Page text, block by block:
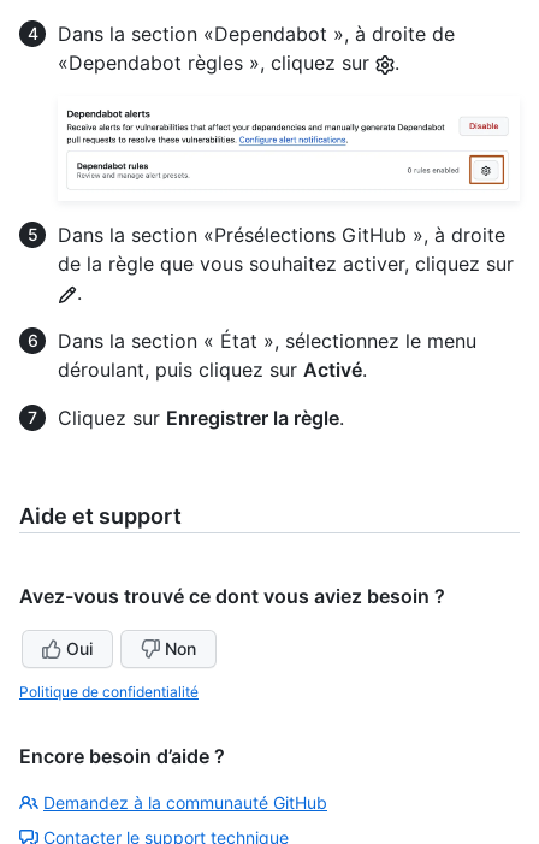
Dans la section «Dependabot », à droite de
«Dependabot règles », cliquez sur
.
Dans la section «Présélections GitHub », à droite
de la règle que vous souhaitez activer, cliquez sur
.
Dans la section « État », sélectionnez le menu
déroulant, puis cliquez sur Activé.
Cliquez sur Enregistrer la règle.
Aide et support
Avez-vous trouvé ce dont vous aviez besoin ?
Oui Non
Politique de confidentialité
Encore besoin d’aide ?
Demandez à la communauté GitHub
Contacter le support technique